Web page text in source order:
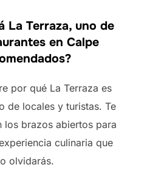
La Terraza, uno de
en Calpe
por qué La Terraza es
de locales y turistas. Te
los brazos abiertos para
culinaria que
olvidarás.